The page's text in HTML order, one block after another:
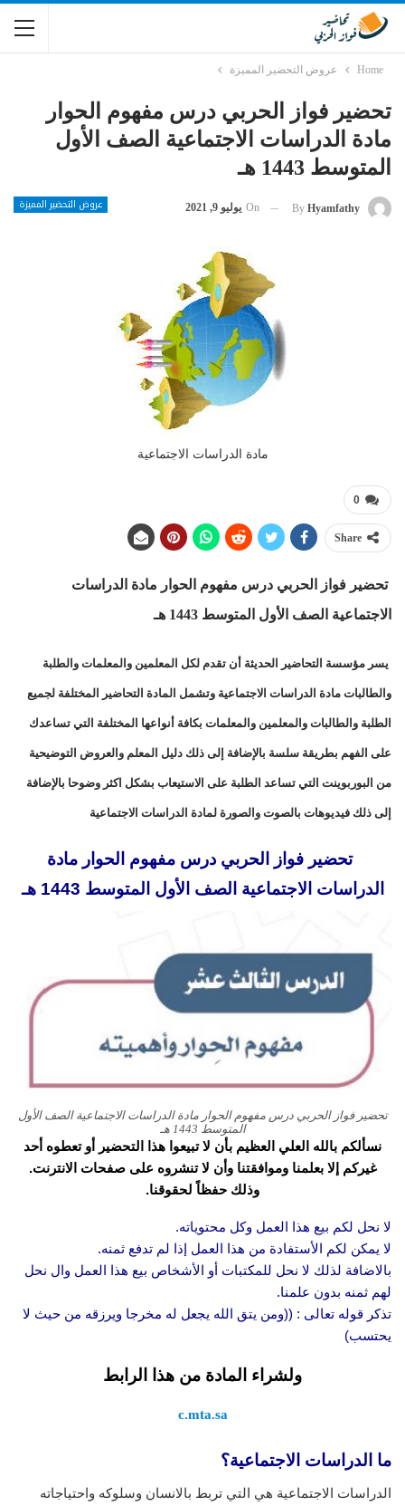
Home عروض التحضير المميزة
تحضير فواز الحربي درس مفهوم الحوار
مادة الدراسات الاجتماعية الصف الأول
المتوسط 1443 هـ
عروض التحضير المميزة By Hyamfathy
On يوليو 9, 2021
مادة الدراسات الاجتماعية
0
Share
تحضير فواز الحربي درس مفهوم الحوار مادة الدراسات
الاجتماعية الصف الأول المتوسط 1443 هـ
يسر مؤسسة التحاضير الحديثة أن تقدم لكل المعلمين والمعلمات والطلبة
والطالبات مادة الدراسات الاجتماعية وتشمل المادة التحاضير المختلفة لجميع
الطلبة والطالبات والمعلمين والمعلمات بكافة أنواعها المختلفة التي تساعدك
على الفهم بطريقة سلسة بالإضافة إلى ذلك دليل المعلم والعروض التوضيحية
من البوربوينت التي تساعد الطلبة على الاستيعاب بشكل اكثر وضوحا بالإضافة
إلى ذلك فيديوهات بالصوت والصورة لمادة الدراسات الاجتماعية
تحضير فواز الحربي درس مفهوم الحوار مادة
الدراسات الاجتماعية الصف الأول المتوسط 1443 هـ
تحضير فواز الحربي درس مفهوم الحوار مادة الدراسات الاجتماعية الصف الأول
المتوسط 1443 هـ
نسألكم بالله العلي العظيم بأن لا تبيعوا هذا التحضير أو تعطوه أحد
غيركم إلا بعلمنا وموافقتنا وأن لا تنشروه على صفحات الانترنت.
وذلك حفظاً لحقوقنا.
لا نحل لكم بيع هذا العمل وكل محتوياته.
لا يمكن لكم الأستفادة من هذا العمل إذا لم تدفع ثمنه.
بالاضافة لذلك لا نحل للمكتبات أو الأشخاص بيع هذا العمل وال نحل
لهم ثمنه بدون علمنا.
تذكر قوله تعالى : ((ومن يتق الله يجعل له مخرجا ويرزقه من حيث لا
يحتسب)
ولشراء المادة من هذا الرابط
c.mta.sa
ما الدراسات الاجتماعية؟
الدراسات الاجتماعية هي التي تربط بالانسان وسلوكه واحتياجاته